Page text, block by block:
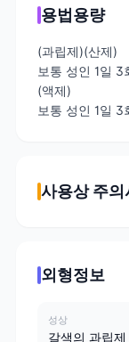
용법용량
(과립제)(산제)
보통 성인 1일 3
(액제)
보통 성인 1일 3
사용상 주의
외형정보
성상
갈색의 과립제